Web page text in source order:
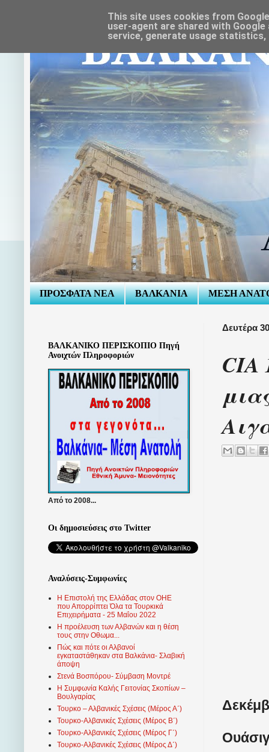
ΠΡΟΣΦΑΤΑ ΝΕΑ ΒΑΛΚΑΝΙΑ ΜΕΣΗ
Δευτέρα
CIA
ΒΑΛΚΑΝΙΚΟ ΠΕΡΙΣΚΟΠΙΟ Πηγή
Ανοιχτών Πληροφοριών
Από το 2008...
Οι δημοσιεύσεις στο Twitter
Αναλύσεις-Συμφωνίες
Η Επιστολή της Ελλάδας στον ΟΗΕ
που Απορρίπτει Όλα τα Τουρκικά
Επιχειρήματα - 25 Μαΐου 2022
Η προέλευση των Αλβανών και η θέση
τους στην Οθωμα...
Πώς και πότε οι Αλβανοί
εγκαταστάθηκαν στα Βαλκάνια- Σλαβική
άποψη
Στενά Βοσπόρου- Σύμβαση Μοντρέ
Η Συμφωνία Καλής Γειτονίας Σκοπίων –
Βουλγαρίας
Τουρκο – Αλβανικές Σχέσεις (Mέρος Α΄)
Τουρκο-Αλβανικές Σχέσεις (Μέρος Β΄)
Τουρκο-Αλβανικές Σχέσεις (Μέρος Γ΄)
Τουρκο-Αλβανικές Σχέσεις (Μέρος Δ΄)
This site uses cookies from
user-agent are shared with
service, generate usage statistics,